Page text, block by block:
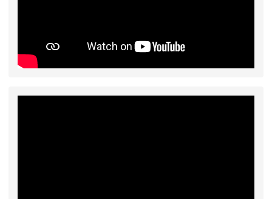
工車輛臨停」一案，請各位用路人留意
2026-07-17
公告
公告-115年桃園市運動會國小